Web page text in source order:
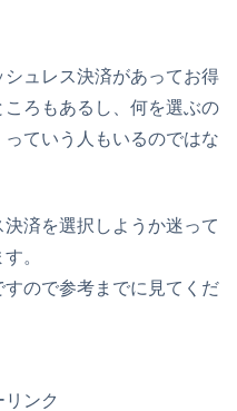
ュレス決済があってお得
ろもあるし、何を選ぶの
ていう人もいるのではな
済を選択しようか迷って
。
ので参考までに見てくだ
リンク